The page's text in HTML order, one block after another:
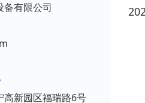
备有限公司
高新园区福瑞路6号